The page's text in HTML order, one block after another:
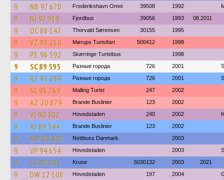
9 NB 97 670 Frederikshavn Omni 39508 1992
9 NJ 97 919 Fjordbus 39056 1993 08.2011
9 OC 88 147 Thorvald Sørensen 30155 1995
9 VZ 93 210 Mørups Turistfart 500412 1998
9 PE 96 592 Skørringe Turistbus 1998
9 SC 89 595 Разные города 726 2001
9 RZ 93 039 Разные города 726 2001
9 SC 95 769 Malling Turist 247 2002
9 AZ 20 879 Brande Buslinier 123 2002
9 VJ 90 302 Hovedstaden 240 2002
9 XJ 89 344 Brande Buslinier 123 2002
9 AW 88 407 Nettbuss Danmark 2003
9 VP 94 654 Hovedstaden 2003
9 ST 97 932 Kruse S030132 2003 2021
9 DW 12 108 Hovedstaden 197 2004